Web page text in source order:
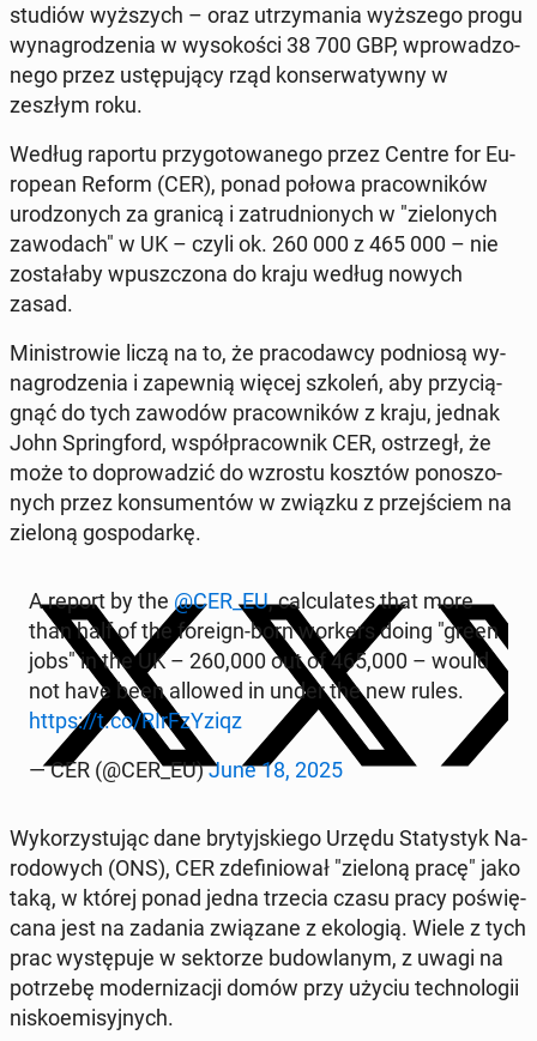
studiów wyż­szych – oraz utrzy­ma­nia wyż­sze­go progu
wy­na­gro­dze­nia w wy­so­ko­ści 38 700 GBP, wpro­wa­dzo­
ne­go przez ustę­pu­ją­cy rząd kon­ser­wa­tyw­ny w
zeszłym roku.
Według raportu przy­go­to­wa­ne­go przez Centre for Eu­
ro­pe­an Reform (CER), ponad połowa pra­cow­ni­ków
uro­dzo­nych za granicą i za­trud­nio­nych w "zie­lo­nych
za­wo­dach" w UK – czyli ok. 260 000 z 465 000 – nie
zo­sta­ła­by wpusz­czo­na do kraju według nowych
zasad.
Mi­ni­stro­wie liczą na to, że pra­co­daw­cy pod­nio­są wy­
na­gro­dze­nia i za­pew­nią więcej szkoleń, aby przy­cią­
gnąć do tych zawodów pra­cow­ni­ków z kraju, jednak
John Spring­ford, współ­pra­cow­nik CER, ostrzegł, że
może to do­pro­wa­dzić do wzrostu kosztów po­no­szo­
nych przez kon­su­men­tów w związku z przej­ściem na
zieloną go­spo­dar­kę.
A report by the @CER_EU, cal­cu­la­tes that more
than half of the foreign-born workers doing "green
jobs" in the UK – 260,000 out of 465,000 – would
not have been allowed in under the new rules.
https://t.co/RIr­FzY­zi­qz
— CER (@CER_EU)June 18, 2025
Wy­ko­rzy­stu­jąc dane bry­tyj­skie­go Urzędu Sta­ty­styk Na­
ro­do­wych (ONS), CER zde­fi­nio­wał "zieloną pracę" jako
taką, w której ponad jedna trzecia czasu pracy po­świę­
ca­na jest na zadania zwią­za­ne z eko­lo­gią. Wiele z tych
prac wy­stę­pu­je w sek­to­rze bu­dow­la­nym, z uwagi na
po­trze­bę mo­der­ni­za­cji domów przy użyciu tech­no­lo­gii
ni­sko­emi­syj­nych.